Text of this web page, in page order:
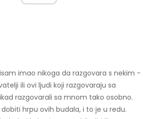
imao nikoga da razgovara s nekim -
ili ovi ljudi koji razgovaraju sa
razgovarali sa mnom tako osobno.
hrpu ovih budala, i to je u redu.